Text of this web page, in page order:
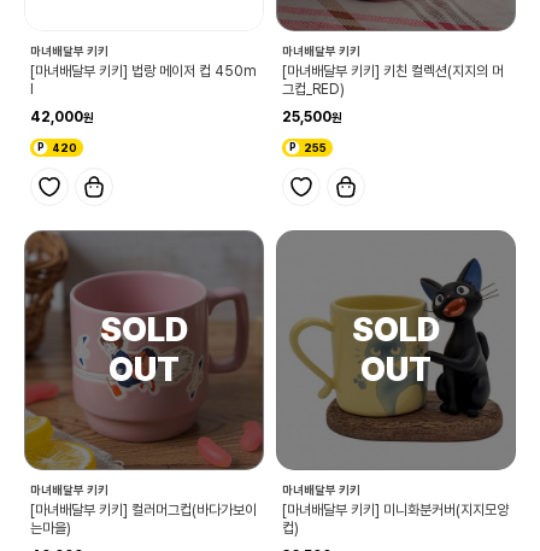
마녀배달부 키키
[마녀배달부 키키] 법랑 메이저 컵 450m
l
42,000
420
마녀배달부 키키
[마녀배달부 키키] 키친 컬렉션(지지의 머
그컵_RED)
25,500
255
마녀배달부 키키
[마녀배달부 키키] 컬러머그컵(바다가보이
는마을)
마녀배달부 키키
[마녀배달부 키키] 미니화분커버(지지모양
컵)